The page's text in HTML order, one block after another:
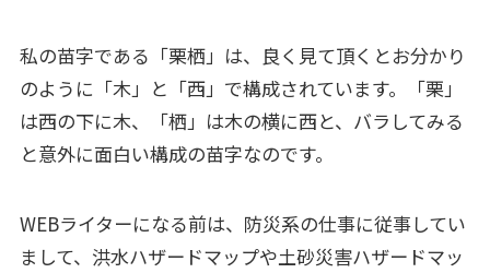
私の苗字である「栗栖」は、良く見て頂くとお分かり
のように「木」と「西」で構成されています。「栗」
は西の下に木、「栖」は木の横に西と、バラしてみる
と意外に面白い構成の苗字なのです。
WEBライターになる前は、防災系の仕事に従事してい
まして、洪水ハザードマップや土砂災害ハザードマッ